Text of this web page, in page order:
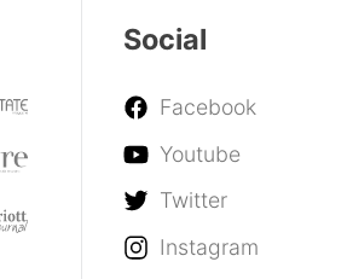
Social
Facebook
Youtube
Twitter
Instagram